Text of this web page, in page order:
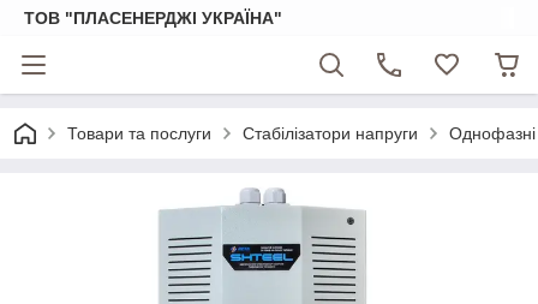
ТОВ "ПЛАСЕНЕРДЖІ УКРАЇНА"
Товари та послуги Стабілізатори напруги Однофазні